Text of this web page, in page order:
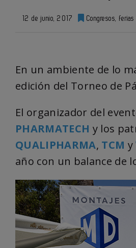
12 de junio, 2017 Congresos,
En un ambiente de lo
edición del Torneo de
El organizador del
PHARMATECH y los
QUALIPHARMA, TCM y
año con un balance de